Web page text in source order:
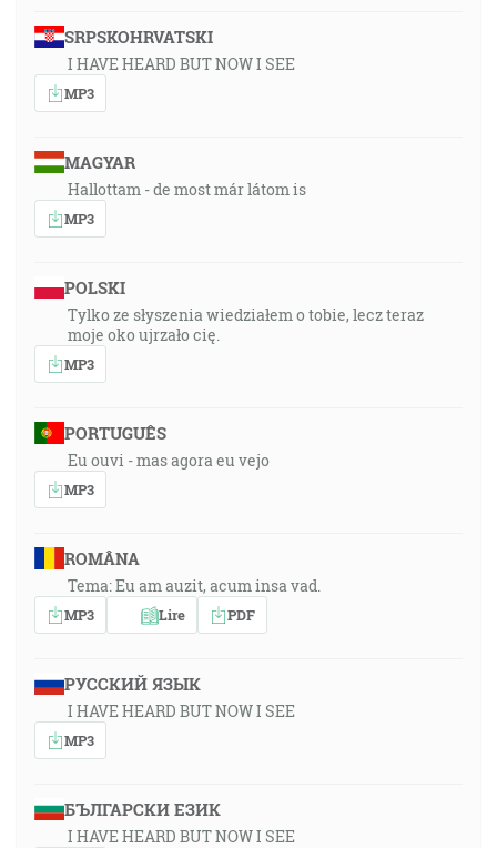
SRPSKOHRVATSKI
I HAVE HEARD BUT NOW I SEE
MP3
MAGYAR
Hallottam - de most már látom is
MP3
POLSKI
Tylko ze słyszenia wiedziałem o tobie, lecz teraz
moje oko ujrzało cię.
MP3
PORTUGUÊS
Eu ouvi - mas agora eu vejo
MP3
ROMÂNA
Tema: Eu am auzit, acum insa vad.
MP3 Lire PDF
РУССКИЙ ЯЗЫК
I HAVE HEARD BUT NOW I SEE
MP3
БЪЛГАРСКИ ЕЗИК
I HAVE HEARD BUT NOW I SEE